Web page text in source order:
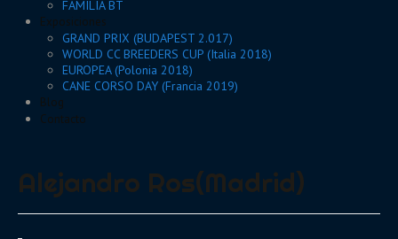
FAMILIA BT
Exposiciones
GRAND PRIX (BUDAPEST 2.017)
WORLD CC BREEDERS CUP (Italia 2018)
EUROPEA (Polonia 2018)
CANE CORSO DAY (Francia 2019)
Blog
Contacto
Alejandro Ros(Madrid)